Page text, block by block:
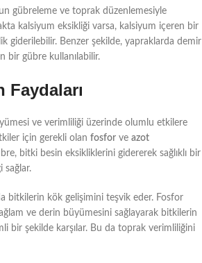
gübreleme ve toprak düzenlemesiyle
kalsiyum eksikliği varsa, kalsiyum içeren bir
giderilebilir. Benzer şekilde, yapraklarda demir
bir gübre kullanılabilir.
Faydaları
ve verimliliği üzerinde olumlu etkilere
için gerekli olan fosfor ve azot
bitki besin eksikliklerini gidererek sağlıklı bir
sağlar.
bitkilerin kök gelişimini teşvik eder. Fosfor
ve derin büyümesini sağlayarak bitkilerin
bir şekilde karşılar. Bu da toprak verimliliğini